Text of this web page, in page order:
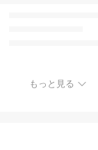
もっと見る